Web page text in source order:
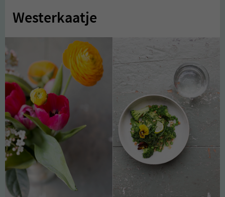
Westerkaatje